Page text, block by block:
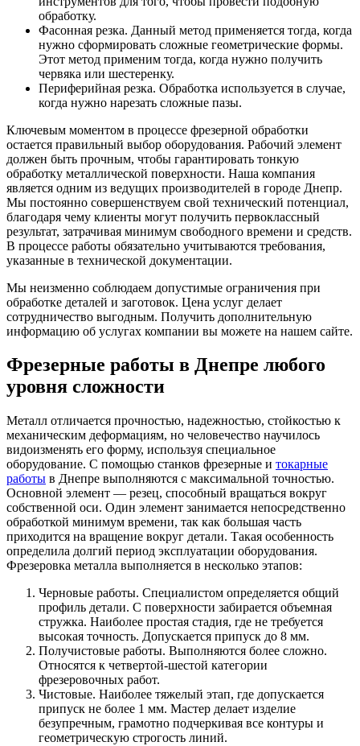
обработку.
Фасонная резка. Данный метод применяется тогда, когда
нужно сформировать сложные геометрические формы.
Этот метод применим тогда, когда нужно получить
червяка или шестеренку.
Периферийная резка. Обработка используется в случае,
когда нужно нарезать сложные пазы.
Ключевым моментом в процессе фрезерной обработки
остается правильный выбор оборудования. Рабочий элемент
должен быть прочным, чтобы гарантировать тонкую
обработку металлической поверхности. Наша компания
является одним из ведущих производителей в городе Днепр.
Мы постоянно совершенствуем свой технический потенциал,
благодаря чему клиенты могут получить первоклассный
результат, затрачивая минимум свободного времени и средств.
В процессе работы обязательно учитываются требования,
указанные в технической документации.
Мы неизменно соблюдаем допустимые ограничения при
обработке деталей и заготовок. Цена услуг делает
сотрудничество выгодным. Получить дополнительную
информацию об услугах компании вы можете на нашем сайте.
Фрезерные работы в Днепре любого
уровня сложности
Металл отличается прочностью, надежностью, стойкостью к
механическим деформациям, но человечество научилось
видоизменять его форму, используя специальное
оборудование. С помощью станков фрезерные и токарные
работы в Днепре выполняются с максимальной точностью.
Основной элемент — резец, способный вращаться вокруг
собственной оси. Один элемент занимается непосредственно
обработкой минимум времени, так как большая часть
приходится на вращение вокруг детали. Такая особенность
определила долгий период эксплуатации оборудования.
Фрезеровка металла выполняется в несколько этапов:
Черновые работы. Специалистом определяется общий
профиль детали. С поверхности забирается объемная
стружка. Наиболее простая стадия, где не требуется
высокая точность. Допускается припуск до 8 мм.
Получистовые работы. Выполняются более сложно.
Относятся к четвертой-шестой категории
фрезеровочных работ.
Чистовые. Наиболее тяжелый этап, где допускается
припуск не более 1 мм. Мастер делает изделие
безупречным, грамотно подчеркивая все контуры и
геометрическую строгость линий.